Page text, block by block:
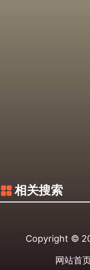
相关搜索
Copyright ©
网站首